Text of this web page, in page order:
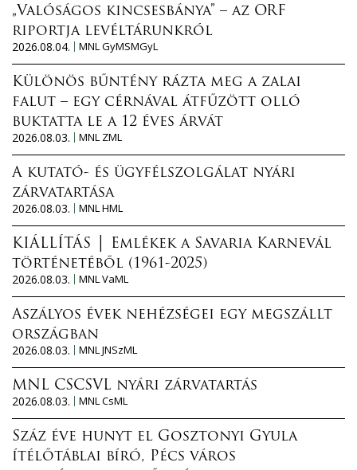
„Valóságos kincsesbánya” – az ORF
riportja levéltárunkról
2026.08.04.
MNL GyMSMGyL
Különös bűntény rázta meg a zalai
falut – egy cérnával átfűzött olló
buktatta le a 12 éves árvát
2026.08.03.
MNL ZML
A kutató- és ügyfélszolgálat nyári
zárvatartása
2026.08.03.
MNL HML
KIÁLLÍTÁS │ Emlékek a Savaria Karnevál
történetéből (1961-2025)
2026.08.03.
MNL VaML
Aszályos évek nehézségei egy megszállt
országban
2026.08.03.
MNL JNSzML
MNL CSCSVL nyári zárvatartás
2026.08.03.
MNL CsML
Száz éve hunyt el Gosztonyi Gyula
ítélőtáblai bíró, Pécs város